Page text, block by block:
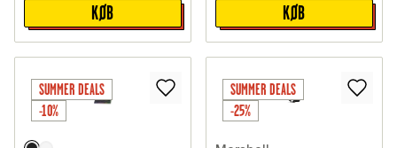
KØB KØB
SUMMER DEALS
-10%
SUMMER DEALS
-25%